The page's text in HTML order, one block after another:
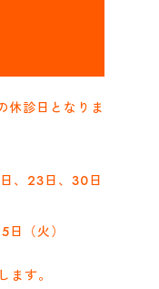
診日となりま
、23日、30日
（火）
す。